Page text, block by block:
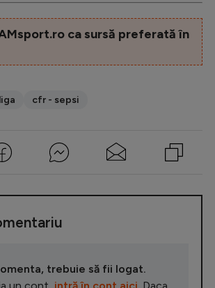
ca sursă preferată în
cfr - sepsi
trebuie să fii logat.
un cont, intră în cont aici . Daca